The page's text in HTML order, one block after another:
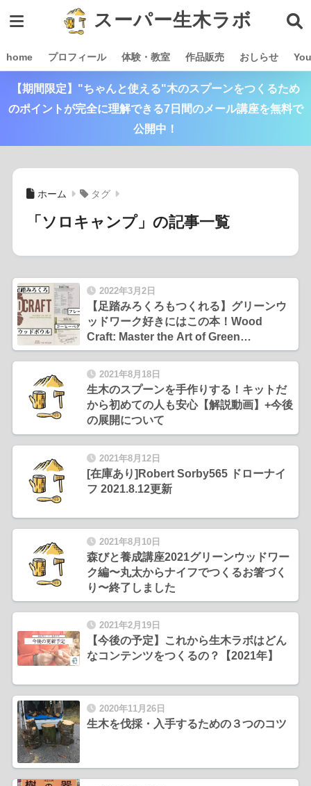
スーパー生木ラボ
home プロフィール 体験・教室 作品販売 おしらせ
【期間限定】"ちゃんと使える"木のスプーンをつくるため
のポイントが完全に理解できる7日間のメール講座を無料で
公開中！
ホーム タグ
「ソロキャンプ」の記事一覧
2022年3月2日
【足踏みろくろもつくれる】グリーンウ
ッドワーク好きにはこの本！Wood
Craft: Master the Art of Green
Woodworking
2021年8月18日
生木のスプーンを手作りする！キットだ
から初めての人も安心【解説動画】+今後
の展開について
2021年8月12日
[在庫あり]Robert Sorby565 ドローナイ
フ 2021.8.12更新
2021年8月10日
森びと養成講座2021グリーンウッドワー
ク編〜丸太からナイフでつくるお箸づく
り〜終了しました
2021年2月19日
【今後の予定】これから生木ラボはどん
なコンテンツをつくるの？【2021年】
2020年11月26日
生木を伐採・入手するための３つのコツ